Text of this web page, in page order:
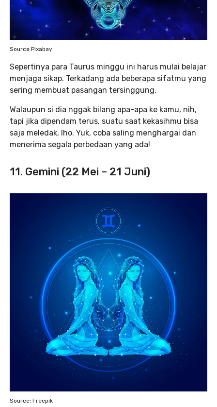
Source Pixabay
Sepertinya para Taurus minggu ini harus mulai belajar
menjaga sikap. Terkadang ada beberapa sifatmu yang
sering membuat pasangan tersinggung.
Walaupun si dia nggak bilang apa-apa ke kamu, nih,
tapi jika dipendam terus, suatu saat kekasihmu bisa
saja meledak, lho. Yuk, coba saling menghargai dan
menerima segala perbedaan yang ada!
11. Gemini (22 Mei – 21 Juni)
Source: Freepik